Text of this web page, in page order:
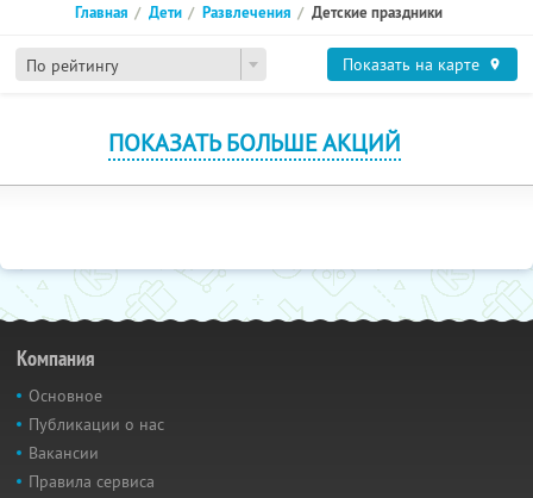
По рейтингу
Главная Дети Развлечения Детские праздники
Показать на карте
ПОКАЗАТЬ БОЛЬШЕ АКЦИЙ
Компания
Основное
Публикации о нас
Вакансии
Правила сервиса